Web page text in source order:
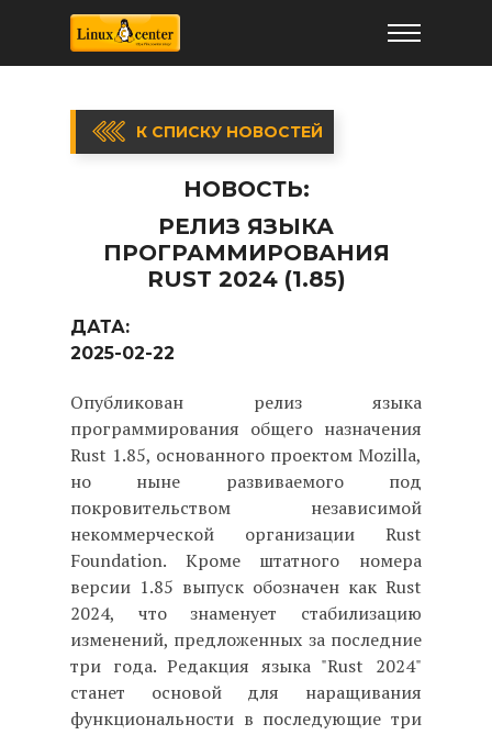
К СПИСКУ НОВОСТЕЙ
НОВОСТЬ:
РЕЛИЗ ЯЗЫКА
ПРОГРАММИРОВАНИЯ
RUST 2024 (1.85)
ДАТА:
2025-02-22
Опубликован релиз языка
программирования общего назначения
Rust 1.85, основанного проектом Mozilla,
но ныне развиваемого под
покровительством независимой
некоммерческой организации Rust
Foundation. Кроме штатного номера
версии 1.85 выпуск обозначен как Rust
2024, что знаменует стабилизацию
изменений, предложенных за последние
три года. Редакция языка "Rust 2024"
станет основой для наращивания
функциональности в последующие три